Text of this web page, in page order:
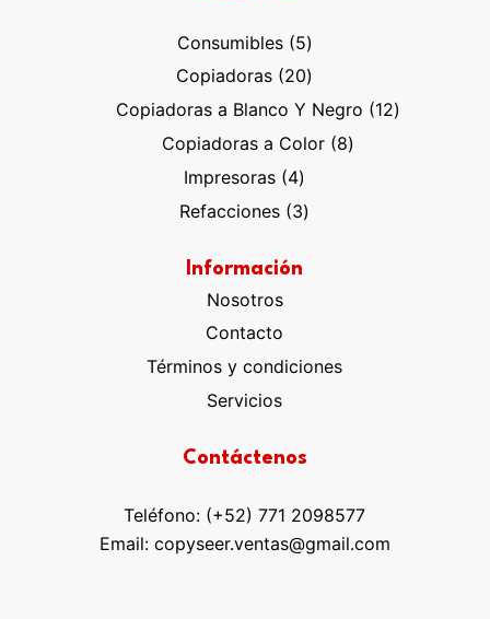
Consumibles 55
productos
Copiadoras 2020
productos
Copiadoras a Blanco Y Negro 1212
Copiadoras a Color 88
Impresoras 44
productos
Refacciones 33
Información
Nosotros
Contacto
Términos y condiciones
Servicios
Contáctenos
Teléfono: (+52) 771 2098577
Email: copyseer.ventas@gmail.com